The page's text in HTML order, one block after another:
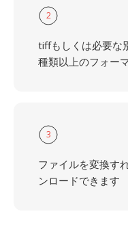
2
tiffもしくは必要な
種類以上のフォー
3
ファイルを変換す
ンロードできます